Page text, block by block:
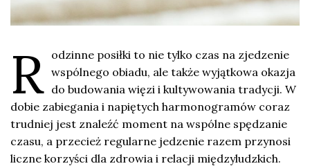
R odzinne posiłki to nie tylko czas na zjedzenie
wspólnego obiadu, ale także wyjątkowa okazja
do budowania więzi i kultywowania tradycji. W
dobie zabiegania i napiętych harmonogramów coraz
trudniej jest znaleźć moment na wspólne spędzanie
czasu, a przecież regularne jedzenie razem przynosi
liczne korzyści dla zdrowia i relacji międzyludzkich.